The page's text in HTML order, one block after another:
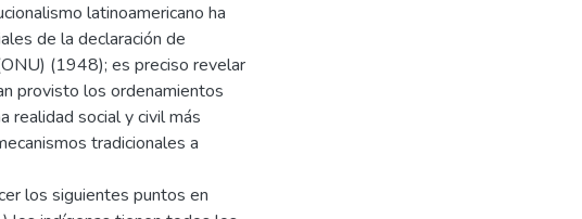
latinoamericano ha
de la declaración de
(1948); es preciso revelar
provisto los ordenamientos
realidad social y civil más
tradicionales a
los siguientes puntos en